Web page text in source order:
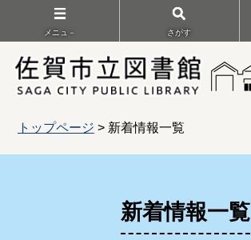
メニュ－ さがす
トップページ > 新着情報一覧
新着情報一覧